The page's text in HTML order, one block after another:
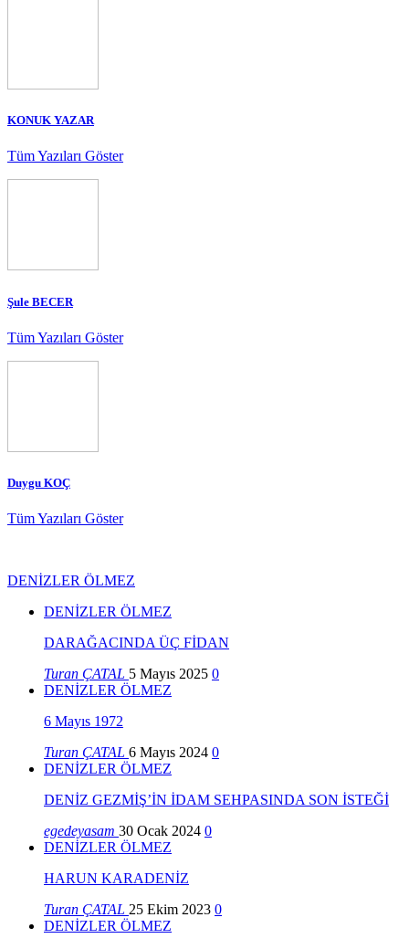
KONUK YAZAR
Tüm Yazıları Göster
Şule BECER
Tüm Yazıları Göster
Duygu KOÇ
Tüm Yazıları Göster
DENİZLER ÖLMEZ
DENİZLER ÖLMEZ
DARAĞACINDA ÜÇ FİDAN
Turan ÇATAL 5 Mayıs 2025 0
DENİZLER ÖLMEZ
6 Mayıs 1972
Turan ÇATAL 6 Mayıs 2024 0
DENİZLER ÖLMEZ
DENİZ GEZMİŞ’İN İDAM SEHPASINDA SON İSTEĞİ
egedeyasam 30 Ocak 2024 0
DENİZLER ÖLMEZ
HARUN KARADENİZ
Turan ÇATAL 25 Ekim 2023 0
DENİZLER ÖLMEZ